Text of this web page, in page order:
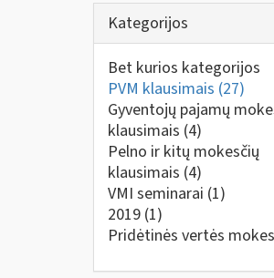
Kategorijos
Bet kurios kategorijos
PVM klausimais (27)
Gyventojų pajamų
klausimais (4)
Pelno ir kitų mokesčių
klausimais (4)
VMI seminarai (1)
2019 (1)
Pridėtinės vertės